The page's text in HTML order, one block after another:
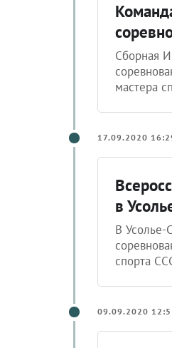
Сборная
мастера
17.09.2020
в
В Усолье-
спорта
09.09.2020